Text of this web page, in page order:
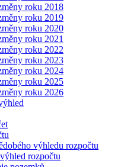
roku 2018
roku 2019
roku 2020
roku 2021
roku 2022
roku 2023
roku 2024
roku 2025
roku 2026
výhledu rozpočtu
rozpočtu